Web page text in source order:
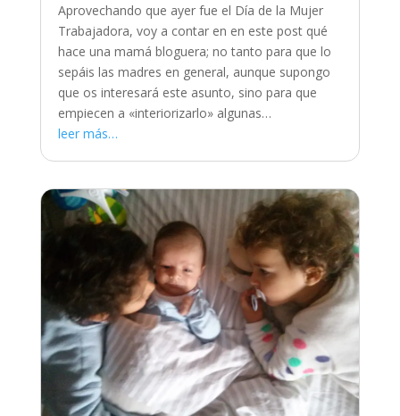
Aprovechando que ayer fue el Día de la Mujer
Trabajadora, voy a contar en en este post qué
hace una mamá bloguera; no tanto para que lo
sepáis las madres en general, aunque supongo
que os interesará este asunto, sino para que
empiecen a «interiorizarlo» algunas…
leer más…